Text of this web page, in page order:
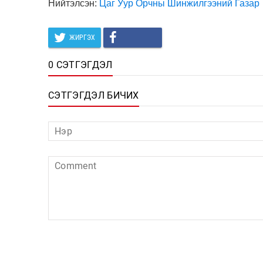
Нийтэлсэн: Цаг Уур Орчны Шинжилгээний Газар
ЖИРГЭХ
0 СЭТГЭГДЭЛ
СЭТГЭГДЭЛ БИЧИХ